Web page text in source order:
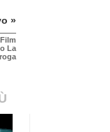
»
Film
La